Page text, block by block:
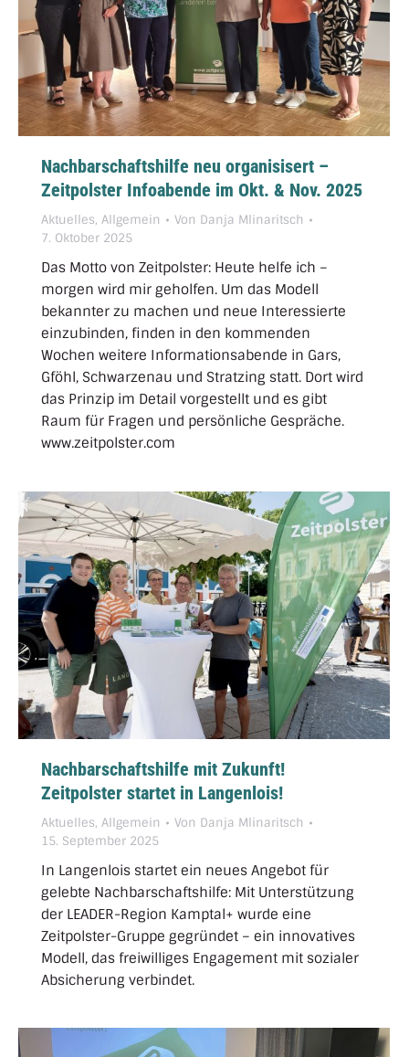
Nachbarschaftshilfe neu organisisert –
Zeitpolster Infoabende im Okt. & Nov. 2025
Aktuelles, Allgemein Von Danja Mlinaritsch
7. Oktober 2025
Das Motto von Zeitpolster: Heute helfe ich –
morgen wird mir geholfen. Um das Modell
bekannter zu machen und neue Interessierte
einzubinden, finden in den kommenden
Wochen weitere Informationsabende in Gars,
Gföhl, Schwarzenau und Stratzing statt. Dort wird
das Prinzip im Detail vorgestellt und es gibt
Raum für Fragen und persönliche Gespräche.
www.zeitpolster.com
Nachbarschaftshilfe mit Zukunft!
Zeitpolster startet in Langenlois!
Aktuelles, Allgemein Von Danja Mlinaritsch
15. September 2025
In Langenlois startet ein neues Angebot für
gelebte Nachbarschaftshilfe: Mit Unterstützung
der LEADER-Region Kamptal+ wurde eine
Zeitpolster-Gruppe gegründet – ein innovatives
Modell, das freiwilliges Engagement mit sozialer
Absicherung verbindet.